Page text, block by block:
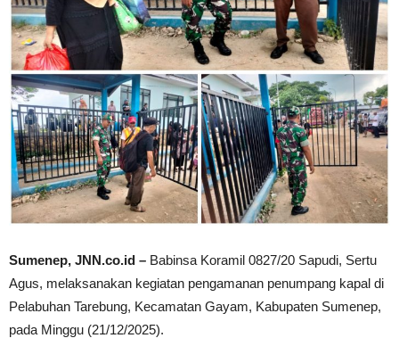
Sumenep, JNN.co.id – Babinsa Koramil 0827/20 Sapudi, Sertu
Agus, melaksanakan kegiatan pengamanan penumpang kapal di
Pelabuhan Tarebung, Kecamatan Gayam, Kabupaten Sumenep,
pada Minggu (21/12/2025).